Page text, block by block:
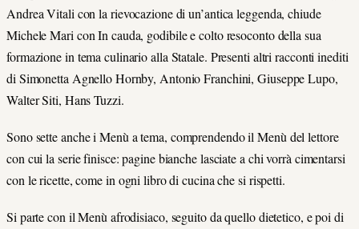
Andrea Vitali con la rievocazione di un’antica leggenda, chiude
Michele Mari con In cauda, godibile e colto resoconto della sua
formazione in tema culinario alla Statale. Presenti altri racconti inediti
di Simonetta Agnello Hornby, Antonio Franchini, Giuseppe Lupo,
Walter Siti, Hans Tuzzi.
Sono sette anche i Menù a tema, comprendendo il Menù del lettore
con cui la serie finisce: pagine bianche lasciate a chi vorrà cimentarsi
con le ricette, come in ogni libro di cucina che si rispetti.
Si parte con il Menù afrodisiaco, seguito da quello dietetico, e poi di